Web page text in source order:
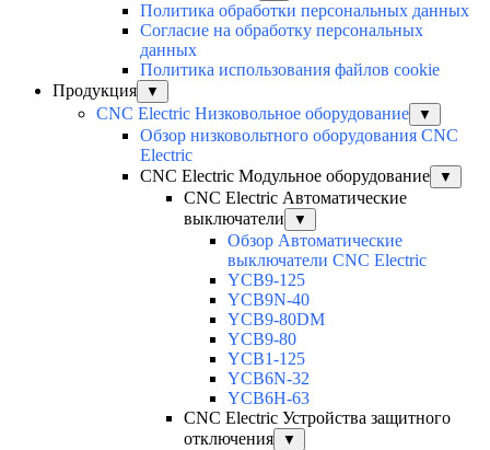
Политика обработки персональных данных
Согласие на обработку персональных
данных
Политика использования файлов cookie
Продукция
▼
CNC Electric Низковольное оборудование ▼
Обзор низковольтного оборудования CNC
Electric
CNC Electric Модульное оборудование
▼
CNC Electric Автоматические
выключатели
▼
Обзор Автоматические
выключатели CNC Electric
YCB9-125
YCB9N-40
YCB9-80DM
YCB9-80
YCB1-125
YCB6N-32
YCB6H-63
CNC Electric Устройства защитного
отключения
▼